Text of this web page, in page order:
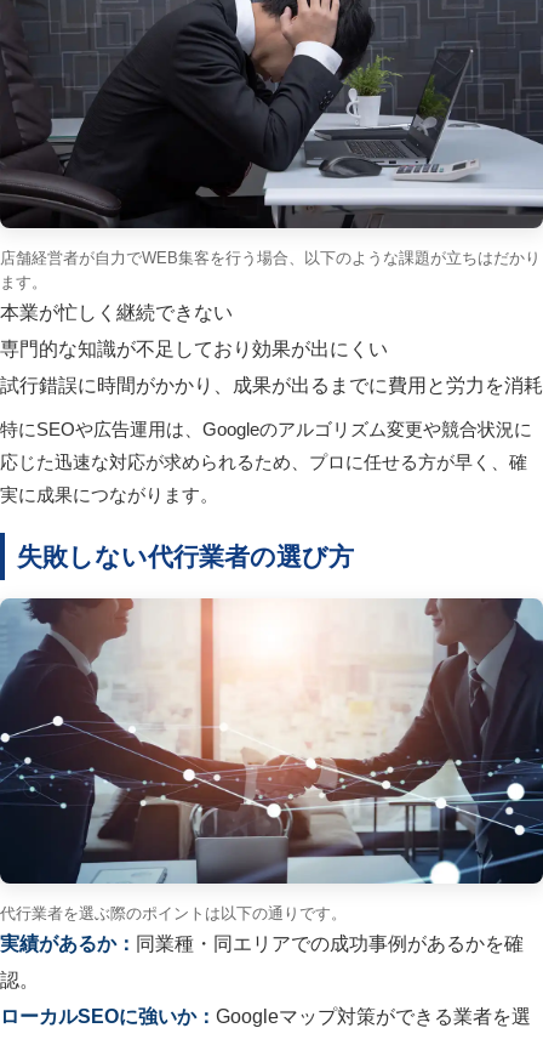
店舗経営者が自力でWEB集客を行う場合、以下のような課題が立ちはだかり
ます。
本業が忙しく継続できない
専門的な知識が不足しており効果が出にくい
試行錯誤に時間がかかり、成果が出るまでに費用と労力を消耗
特にSEOや広告運用は、Googleのアルゴリズム変更や競合状況に
応じた迅速な対応が求められるため、プロに任せる方が早く、確
実に成果につながります。
失敗しない代行業者の選び方
代行業者を選ぶ際のポイントは以下の通りです。
実績があるか： 同業種・同エリアでの成功事例があるかを確
認。
ローカルSEOに強いか： Googleマップ対策ができる業者を選